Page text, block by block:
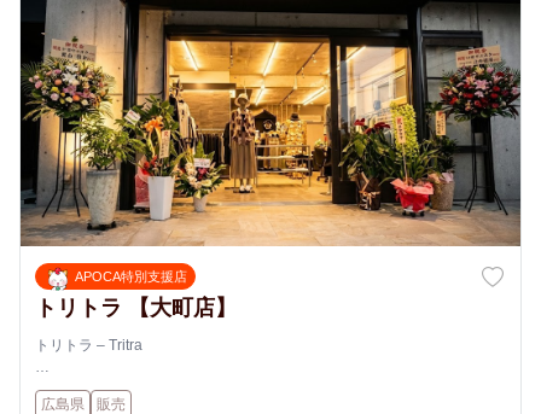
APOCA特別支援店
トリトラ 【大町店】
トリトラ – Tritra
“自分らしさ”を楽しむ、大人のためのセレクト洋品店
広島県 販売